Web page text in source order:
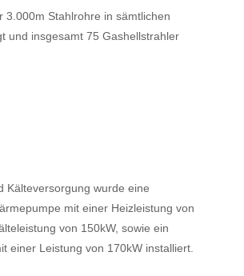
3.000m Stahlrohre in sämtlichen
und insgesamt 75 Gashellstrahler
Kälteversorgung wurde eine
mit einer Heizleistung von
von 150kW, sowie ein
einer Leistung von 170kW installiert.